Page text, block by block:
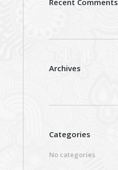
Recent Comments
Archives
Categories
No categories